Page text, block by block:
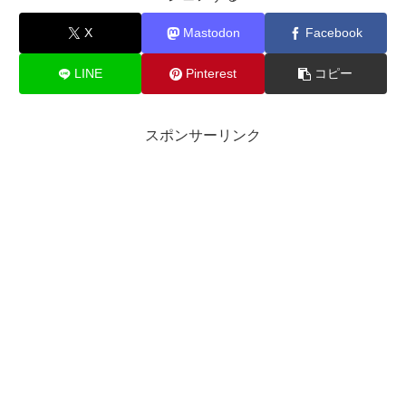
X Mastodon Facebook
LINE Pinterest コピー
スポンサーリンク